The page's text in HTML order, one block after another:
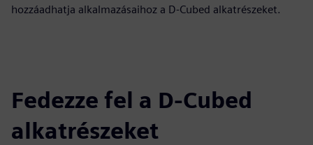
hozzáadhatja alkalmazásaihoz a D-Cubed alkatrészeket.
Fedezze fel a D-Cubed
alkatrészeket